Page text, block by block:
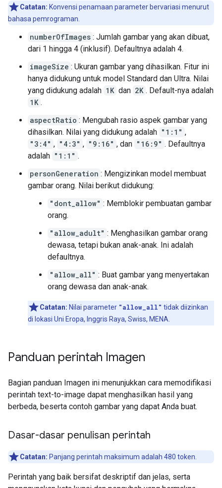
Catatan: Konvensi penamaan parameter bervariasi menurut
bahasa pemrograman.
numberOfImages : Jumlah gambar yang akan dibuat,
dari 1 hingga 4 (inklusif). Defaultnya adalah 4.
imageSize : Ukuran gambar yang dihasilkan. Fitur ini
hanya didukung untuk model Standard dan Ultra. Nilai
yang didukung adalah 1K dan 2K . Default-nya adalah
1K .
aspectRatio : Mengubah rasio aspek gambar yang
dihasilkan. Nilai yang didukung adalah "1:1" ,
"3:4" , "4:3" , "9:16" , dan "16:9" . Defaultnya
adalah "1:1" .
personGeneration : Mengizinkan model membuat
gambar orang. Nilai berikut didukung:
"dont_allow" : Memblokir pembuatan gambar
orang.
"allow_adult" : Menghasilkan gambar orang
dewasa, tetapi bukan anak-anak. Ini adalah
defaultnya.
"allow_all" : Buat gambar yang menyertakan
orang dewasa dan anak-anak.
Catatan: Nilai parameter "allow_all" tidak diizinkan
di lokasi Uni Eropa, Inggris Raya, Swiss, MENA.
Panduan perintah Imagen
Bagian panduan Imagen ini menunjukkan cara memodifikasi
perintah text-to-image dapat menghasilkan hasil yang
berbeda, beserta contoh gambar yang dapat Anda buat.
Dasar-dasar penulisan perintah
Catatan: Panjang perintah maksimum adalah 480 token.
Perintah yang baik bersifat deskriptif dan jelas, serta